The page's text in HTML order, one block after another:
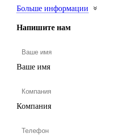
Больше информации
Напишите нам
Ваше имя
Компания